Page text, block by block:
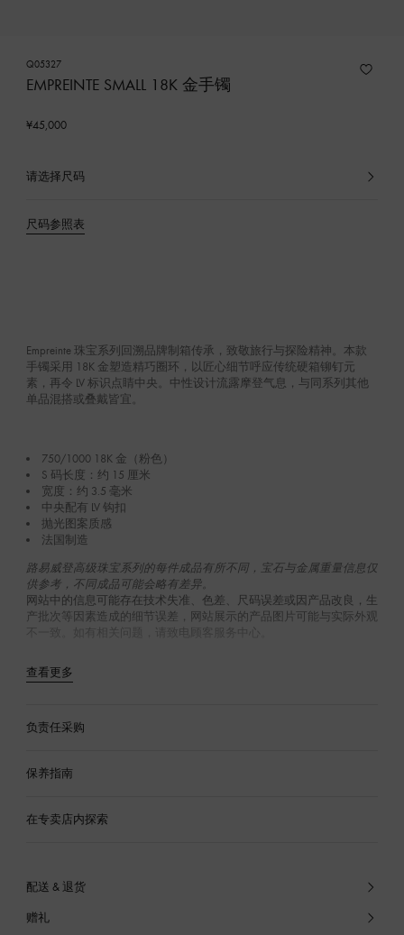
Q05327
EMPREINTE SMALL 18K 金手镯
¥45,000
请选择尺码
已
品
尺码参照表
Empreinte 珠宝系列回溯品牌制箱传承，致敬旅行与探险精神。本款
手镯采用 18K 金塑造精巧圈环，以匠心细节呼应传统硬箱铆钉元
素，再令 LV 标识点睛中央。中性设计流露摩登气息，与同系列其他
单品混搭或叠戴皆宜。
750/1000 18K 金（粉色）
S 码长度：约 15 厘米
宽度：约 3.5 毫米
中央配有 LV 钩扣
抛光图案质感
法国制造
路易威登高级珠宝系列的每件成品有所不同，宝石与金属重量信息仅
供参考，不同成品可能会略有差异。
网站中的信息可能存在技术失准、色差、尺码误差或因产品改良，生
产批次等因素造成的细节误差，网站展示的产品图片可能与实际外观
不一致。如有相关问题，请致电顾客服务中心。
查看更多
负责任采购
保养指南
在专卖店内探索
配送 & 退货
赠礼